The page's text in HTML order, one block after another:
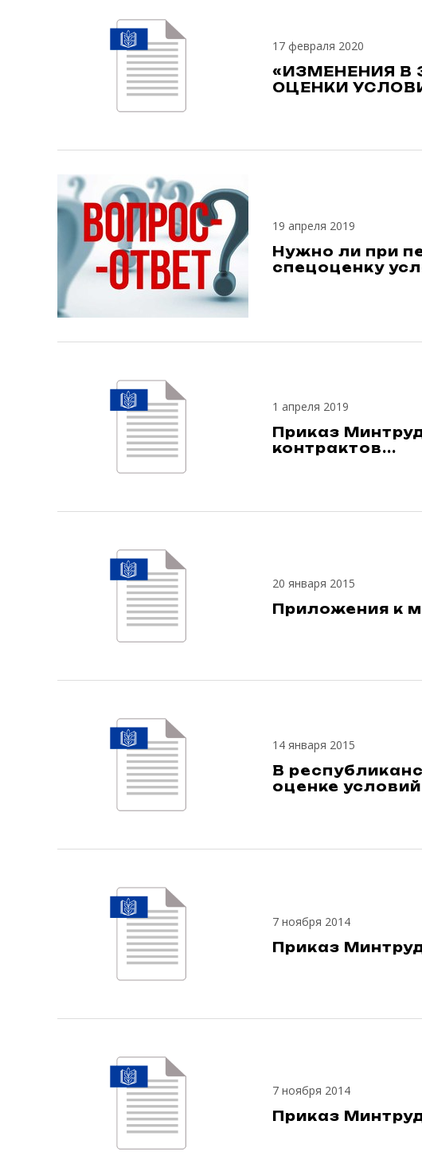
17 февраля 2020
«ИЗМЕНЕНИЯ В
ОЦЕНКИ
19 апреля 2019
Нужно ли при
спецоценку
1 апреля 2019
Приказ
контрактов...
20 января 2015
Приложения к
14 января 2015
В
оценке
7 ноября 2014
Приказ
7 ноября 2014
Приказ